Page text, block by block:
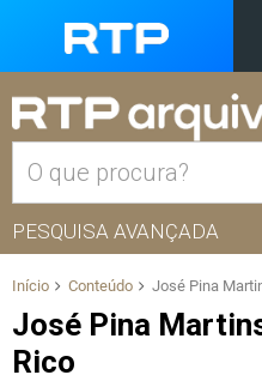
PESQUISA AVANÇADA
Início Conteúdo José Pina
José Pina
Rico